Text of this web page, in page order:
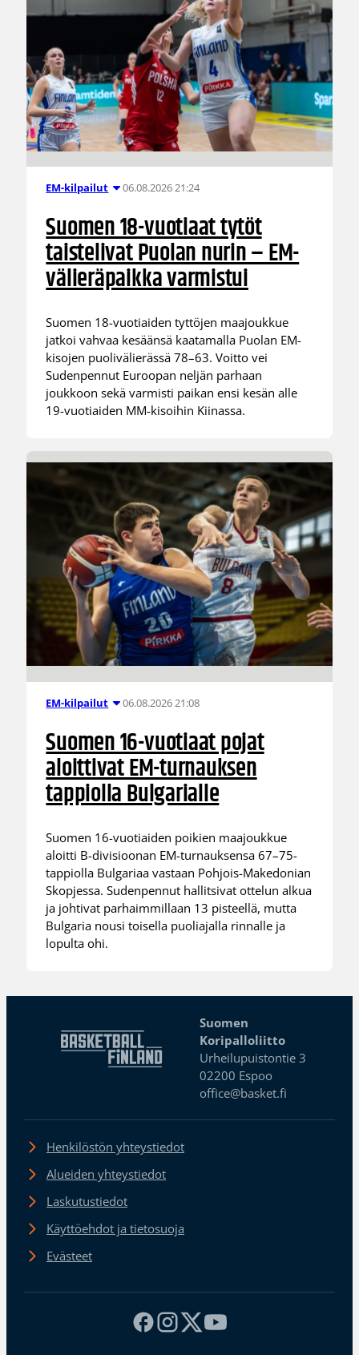
EM-kilpailut 06.08.2026 21:24
Suomen 18-vuotiaat tytöt
taistelivat Puolan nurin – EM-
välieräpaikka varmistui
Suomen 18-vuotiaiden tyttöjen maajoukkue
jatkoi vahvaa kesäänsä kaatamalla Puolan EM-
kisojen puolivälierässä 78–63. Voitto vei
Sudenpennut Euroopan neljän parhaan
joukkoon sekä varmisti paikan ensi kesän alle
19-vuotiaiden MM-kisoihin Kiinassa.
EM-kilpailut 06.08.2026 21:08
Suomen 16-vuotiaat pojat
aloittivat EM-turnauksen
tappiolla Bulgarialle
Suomen 16-vuotiaiden poikien maajoukkue
aloitti B-divisioonan EM-turnauksensa 67–75-
tappiolla Bulgariaa vastaan Pohjois-Makedonian
Skopjessa. Sudenpennut hallitsivat ottelun alkua
ja johtivat parhaimmillaan 13 pisteellä, mutta
Bulgaria nousi toisella puoliajalla rinnalle ja
lopulta ohi.
Suomen
Koripalloliitto
Urheilupuistontie 3
02200 Espoo
office@basket.fi
Henkilöstön yhteystiedot
Alueiden yhteystiedot
Laskutustiedot
Käyttöehdot ja tietosuoja
Evästeet